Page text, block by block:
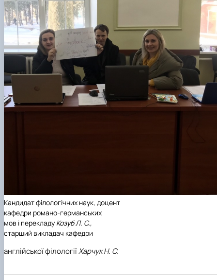
Кандидат філологічних наук, доцент
кафедри романо-германських
мов і перекладу Козуб Л. С.,
старший викладач кафедри
англійської філологіїХарчук Н. С.